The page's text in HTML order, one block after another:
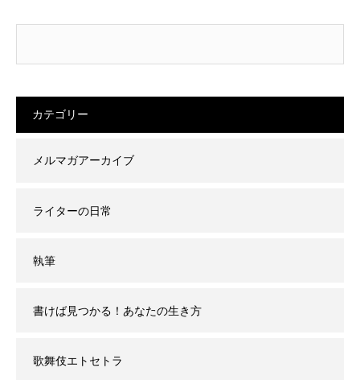
カテゴリー
メルマガアーカイブ
ライターの日常
執筆
書けば見つかる！あなたの生き方
歌舞伎エトセトラ